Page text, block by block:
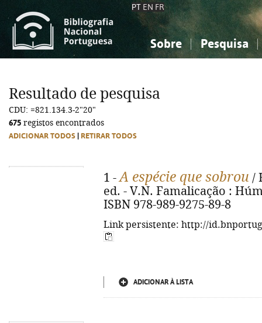
PT EN FR
Sobre Pesquisa
Ciências sociais...
Ciências sociais...
Resultado de pesquisa
CDU: =821.134.3-2"20"
675 registos encontrados
ADICIONAR TODOS RETIRAR TODOS
1 -A espécie que sobrou /
ed. - V.N. Famalicação :
ISBN 978-989-9275-89-8
Link persistente: http://
ADICIONAR À LISTA